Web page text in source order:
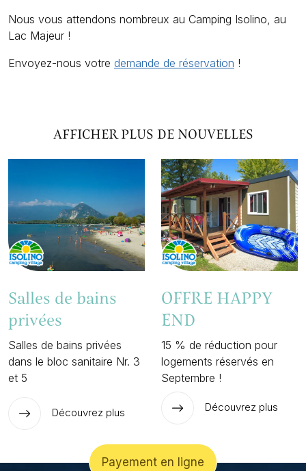
Nous vous attendons nombreux au Camping Isolino, au
Lac Majeur !
Envoyez-nous votre demande de réservation !
AFFICHER PLUS DE NOUVELLES
Salles de bains
privées
Salles de bains privées
dans le bloc sanitaire Nr. 3
et 5
Découvrez plus
OFFRE HAPPY
END
15 % de réduction pour
logements réservés en
Septembre !
Découvrez plus
Payement en ligne